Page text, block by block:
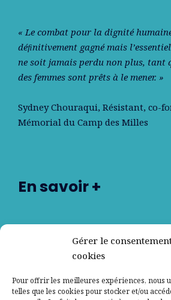
Gérer le
cookies
Pour offrir les meilleures expériences, nous
telles que les cookies pour stocker et/ou
« Le combat pour la dignité
déﬁnitivement gagné mais
ne soit jamais perdu non plus, tant
des femmes sont prêts à le mener. »
Sydney Chouraqui, Résistant, co-
Mémorial du Camp des Milles
En savoir +
Nos partenaires